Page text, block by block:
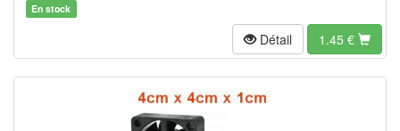
En stock
Détail 1.45 €